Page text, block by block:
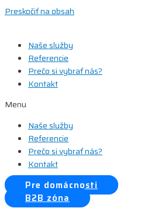
Preskočiť na obsah
Naše služby
Referencie
Prečo si vybrať nás?
Kontakt
Menu
Naše služby
Referencie
Prečo si vybrať nás?
Kontakt
Pre domácnosti
B2B zóna